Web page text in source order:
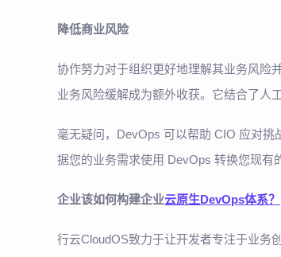
降低商业风险
协作努力对于组织更好地理解其业务风险
业务风险缓解成为额外收获。它结合了人
毫无疑问，DevOps 可以帮助 CIO 应对
据您的业务需求使用 DevOps 转换您现有
企业该如何构建企业云原生DevOps体系？
行云CloudOS致力于让开发者专注于业务